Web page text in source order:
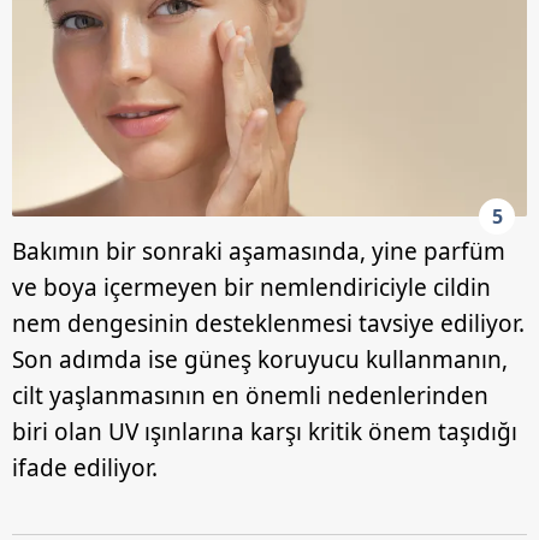
5
Bakımın bir sonraki aşamasında, yine parfüm
ve boya içermeyen bir nemlendiriciyle cildin
nem dengesinin desteklenmesi tavsiye ediliyor.
Son adımda ise güneş koruyucu kullanmanın,
cilt yaşlanmasının en önemli nedenlerinden
biri olan UV ışınlarına karşı kritik önem taşıdığı
ifade ediliyor.